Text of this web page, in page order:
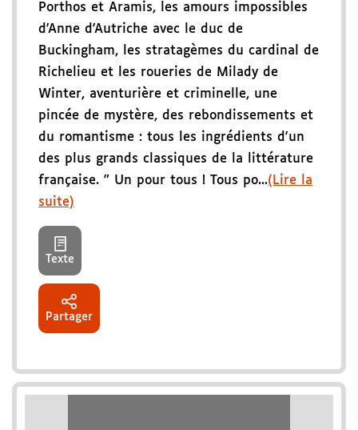
Porthos et Aramis, les amours impossibles
d'Anne d'Autriche avec le duc de
Buckingham, les stratagèmes du cardinal de
Richelieu et les roueries de Milady de
Winter, aventurière et criminelle, une
pincée de mystère, des rebondissements et
du romantisme : tous les ingrédients d'un
des plus grands classiques de la littérature
française. " Un pour tous ! Tous po...(Lire la
suite)
Texte
Partager